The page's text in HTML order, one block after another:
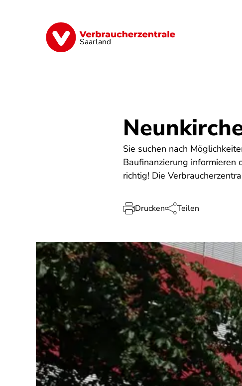
Saarland
Digitales Energie Finanzen
Sie suchen nach
Baufinanzierung informieren
richtig! Die
Drucken Teilen